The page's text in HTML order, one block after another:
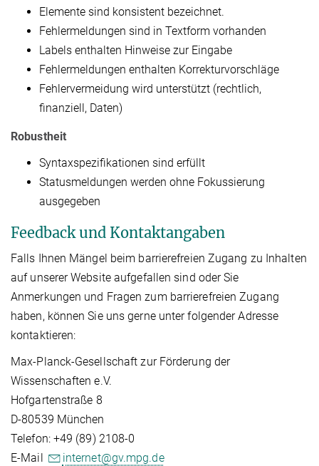
Elemente sind konsistent bezeichnet.
Fehlermeldungen sind in Textform vorhanden
Labels enthalten Hinweise zur Eingabe
Fehlermeldungen enthalten Korrekturvorschläge
Fehlervermeidung wird unterstützt (rechtlich,
finanziell, Daten)
Robustheit
Syntaxspezifikationen sind erfüllt
Statusmeldungen werden ohne Fokussierung
ausgegeben
Feedback und Kontaktangaben
Falls Ihnen Mängel beim barrierefreien Zugang zu Inhalten
auf unserer Website aufgefallen sind oder Sie
Anmerkungen und Fragen zum barrierefreien Zugang
haben, können Sie uns gerne unter folgender Adresse
kontaktieren:
Max-Planck-Gesellschaft zur Förderung der
Wissenschaften e.V.
Hofgartenstraße 8
D-80539 München
Telefon: +49 (89) 2108-0
E-Mail
internet@gv.mpg.de